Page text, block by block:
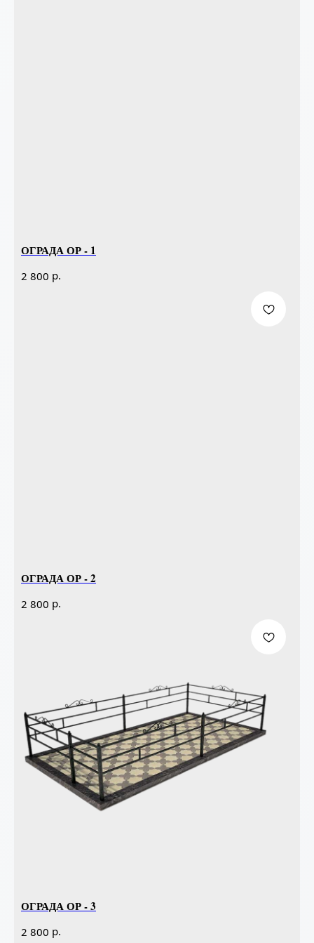
ОГРАДА ОР - 1
2 800 р.
ОГРАДА ОР - 2
2 800 р.
ОГРАДА ОР - 3
2 800 р.